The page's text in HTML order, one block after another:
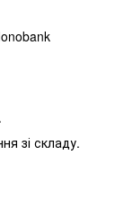
зі складу.